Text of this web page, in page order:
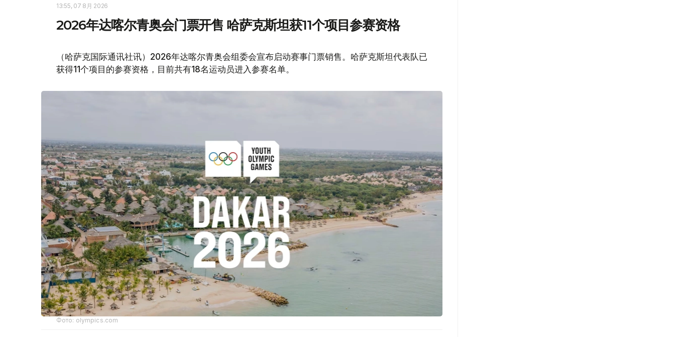
13:55, 07 8月 2026
2026年达喀尔青奥会门票开售 哈萨克斯坦获11个项目参赛资格
（哈萨克国际通讯社讯）2026年达喀尔青奥会组委会宣布启动赛事门票销售。哈萨克斯坦代表队已
获得11个项目的参赛资格，目前共有18名运动员进入参赛名单。
Фото: olympics.com